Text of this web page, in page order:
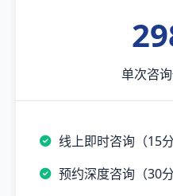
单次咨
线上即时咨询（15
预约深度咨询（30